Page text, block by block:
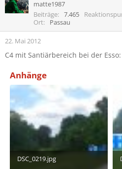
t
i
n
e
:
matte1987
Beiträge
7.465
Ort
Passau
22. Mai 2012
C4 mit Santiärbereich bei der Esso:
Anhänge
DSC_0219.jpg